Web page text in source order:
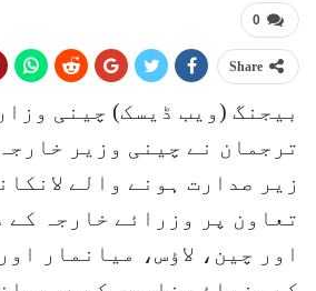
0
Share
بیجنگ (ویب ڈیسک) چینی
ترجمان نے چینی وزیر
زیر صدارت ہونے والے
تعاون پر وزرائے خارجہ کے
اور چین، لاؤس، میانمار